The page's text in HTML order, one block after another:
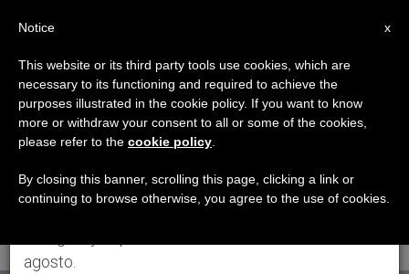
ETIQUETA
Posts Tagged
‘discriminación Y
Persecución Religiosa’
×
Aviso importante
Del 27 de julio al 7 de agosto haremos la pausa
anual, aprovechando que en el periodo de verano
se generan menos informaciones y también el
agosto.
x
Notice
This website or its third party tools use cookies, which are
necessary to its functioning and required to achieve the
purposes illustrated in the cookie policy. If you want to know
more or withdraw your consent to all or some of the cookies,
please refer to the cookie policy
By closing this banner, scrolling this page, clicking a link or
continuing to browse otherwise, you agree to the use of cookies.